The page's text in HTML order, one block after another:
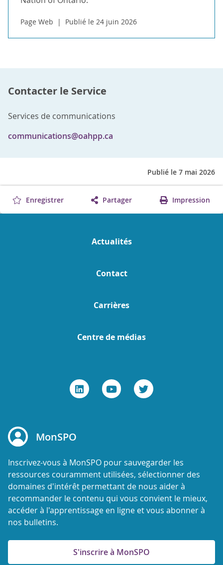
Page Web Publié le 24 juin 2026
Contacter le Service
Services de communications
communications@oahpp.ca
Publié le 7 mai 2026
Enregistrer Partager Impression
Actualités
Contact
Carrières
Centre de médias
MonSPO
Inscrivez-vous à MonSPO pour sauvegarder les
ressources couramment utilisées, sélectionner des
domaines d'intérêt permettant de nous aider à
recommander le contenu qui vous convient le mieux,
accéder à l'apprentissage en ligne et vous abonner à
nos bulletins.
S'inscrire à MonSPO